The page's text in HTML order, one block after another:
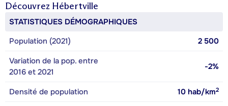
Découvrez Hébertville
STATISTIQUES DÉMOGRAPHIQUES
Population (2021)
2 500
Variation de la pop. entre
2016 et 2021
-2%
Densité de population 10 hab/km2